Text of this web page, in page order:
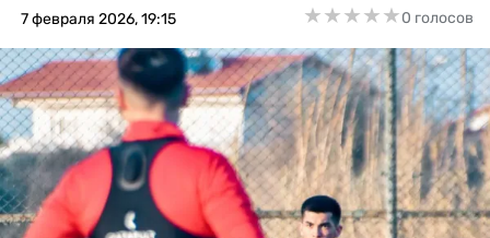
ХОККЕЙ
ФУТЗАЛ
ВЕЛОСПОРТ
ЧМ-2026
7 февраля 2026, 19:15
★★★★★
★★★★★0 голосов